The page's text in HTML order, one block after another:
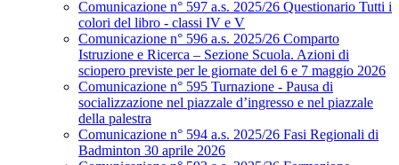
Comunicazione n° 597 a.s. 2025/26 Questionario Tutti i
colori del libro - classi IV e V
Comunicazione n° 596 a.s. 2025/26 Comparto
Istruzione e Ricerca – Sezione Scuola. Azioni di
sciopero previste per le giornate del 6 e 7 maggio 2026
Comunicazione n° 595 Turnazione - Pausa di
socializzazione nel piazzale d’ingresso e nel piazzale
della palestra
Comunicazione n° 594 a.s. 2025/26 Fasi Regionali di
Badminton 30 aprile 2026